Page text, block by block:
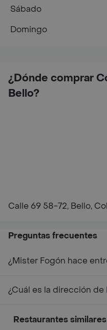
¿Dónde comprar
Bello?
Calle 69 58-72, Bello,
Sábado
Domingo
Preguntas frecuentes
¿Mister Fogón hace
¿Cuál es la dirección
Restaurantes